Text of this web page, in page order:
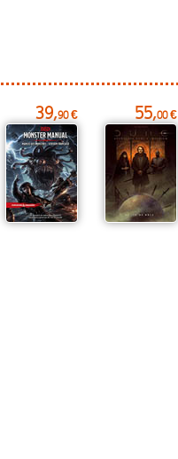
39,90 € 55,00 €